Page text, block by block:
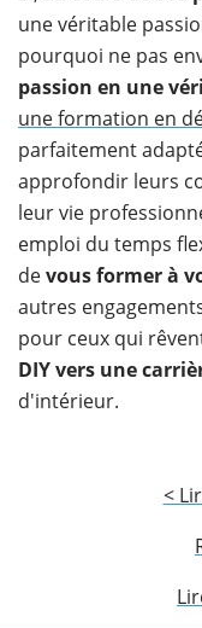
une véritable
pourquoi ne pas
passion en une
une formation en
parfaitement
approfondir leurs
leur vie
emploi du temps
devous former à
autres
pour ceux qui
DIY vers une
d'intérieur.
<